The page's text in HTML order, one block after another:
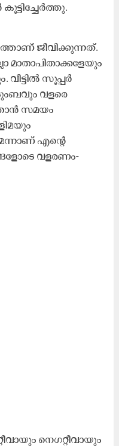
ജീവിക്കുന്നത്.
സൂപ്പർ
വളരെ
സമയം
എന്‍റെ
വളരണം-‍
നെഗറ്റീവായും